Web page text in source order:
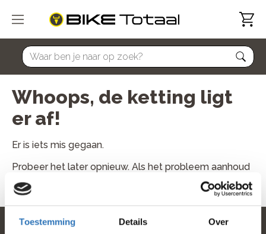
Toestemming Details Over
home
Whoops, de ketting ligt
er af!
Er is iets mis gegaan.
Probeer het later opnieuw. Als het probleem aanhoud
neem dan contact met ons op.